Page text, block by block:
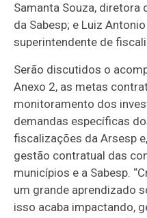
Samanta Souza, diretora
da Sabesp; e Luiz
superintendente de
Serão discutidos o
Anexo 2, as metas
monitoramento dos
demandas específicas
fiscalizações da Arsesp
gestão contratual das
municípios e a Sabesp.
um grande aprendizado
isso acaba impactando,